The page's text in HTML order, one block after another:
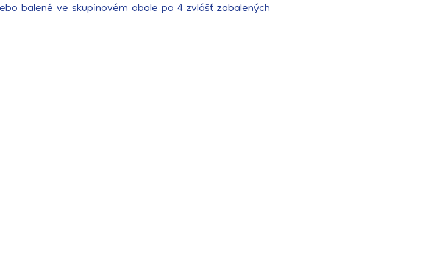
balené ve skupinovém obale po 4 zvlášť zabalených